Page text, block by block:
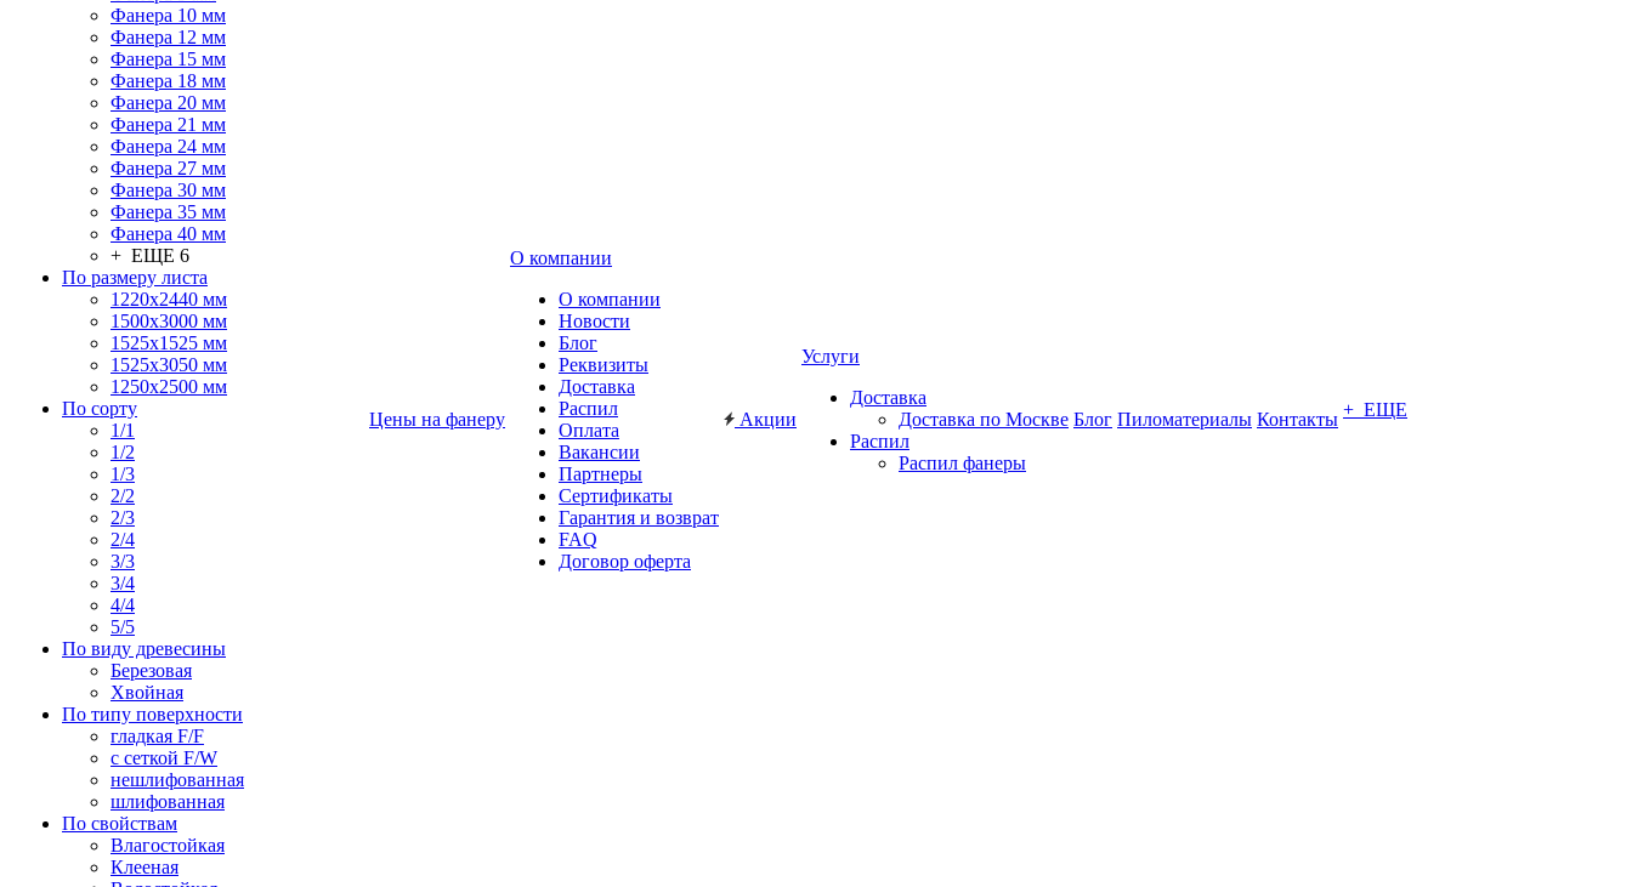
Фанера 10 мм
Фанера 12 мм
Фанера 15 мм
Фанера 18 мм
Фанера 20 мм
Фанера 21 мм
Фанера 24 мм
Фанера 27 мм
Фанера 30 мм
Фанера 35 мм
Фанера 40 мм
+ ЕЩЕ 6
По размеру листа
1220х2440 мм
1500х3000 мм
1525x1525 мм
1525х3050 мм
1250х2500 мм
По сорту
1/1
1/2
1/3
2/2
2/3
2/4
3/3
3/4
4/4
5/5
По виду древесины
Березовая
Хвойная
По типу поверхности
гладкая F/F
с сеткой F/W
нешлифованная
шлифованная
По свойствам
Влагостойкая
Клееная
Цены на фанеру
О компании
О компании
Новости
Блог
Реквизиты
Доставка
Распил
Оплата
Вакансии
Партнеры
Сертификаты
Гарантия и возврат
FAQ
Договор оферта
Акции
Услуги
Доставка
Доставка по Москве
Распил
Распил фанеры
Блог Пиломатериалы Контакты + ЕЩЕ